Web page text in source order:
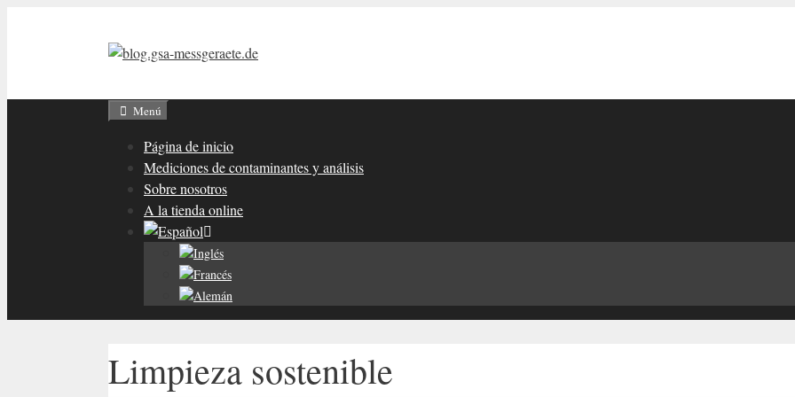
Menú
Página de inicio
Mediciones de contaminantes y análisis
Sobre nosotros
A la tienda online
Limpieza sostenible